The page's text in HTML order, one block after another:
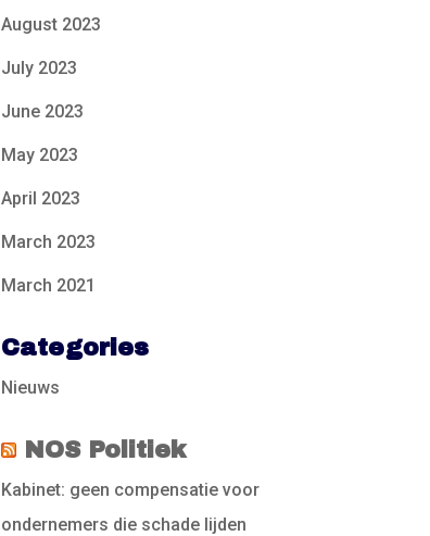
August 2023
July 2023
June 2023
May 2023
April 2023
March 2023
March 2021
Categories
Nieuws
NOS Politiek
Kabinet: geen compensatie voor
ondernemers die schade lijden